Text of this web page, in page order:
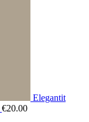
Elegantit
€20.00